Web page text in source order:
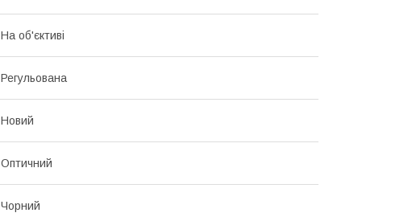
На об'єктиві
Регульована
Новий
Оптичний
Чорний